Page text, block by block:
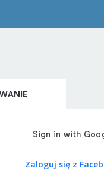
Zaloguj się z